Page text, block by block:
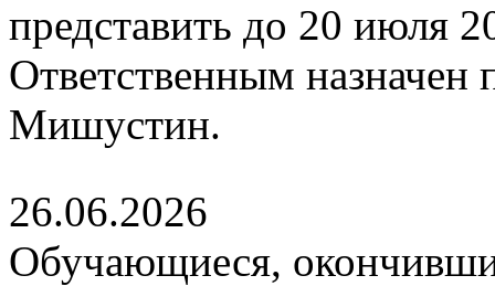
представить до 20 июля
Ответственным
Мишустин.
26.06.2026
Обучающиеся,